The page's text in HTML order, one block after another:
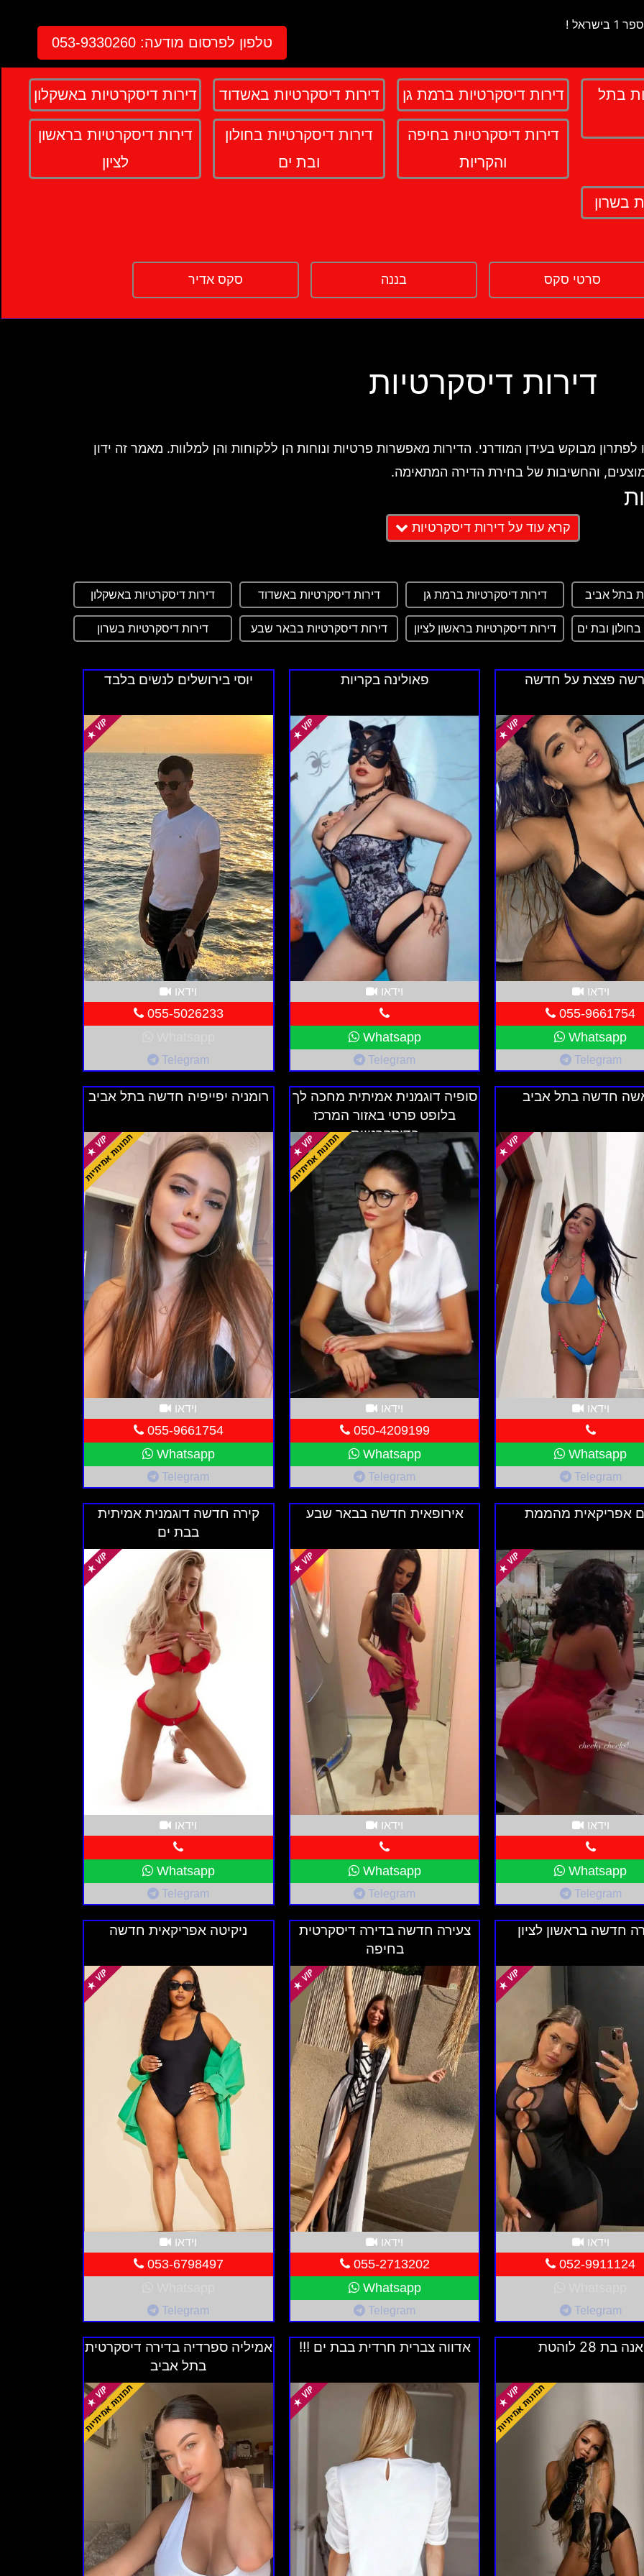
טלפון לפרסום מודעה: 053-9330260
בתל
דירות דיסקרטיות ברמת גן דירות דיסקרטיות באשדוד דירות דיסקרטיות באשקלון
דירות דיסקרטיות בחיפה
והקריות
דירות דיסקרטיות בחולון
ובת ים
דירות דיסקרטיות בראשון
לציון
בשרון
סרטי סקס בננה סקס אדיר
דירות דיסקרטיות
לפתרון מבוקש בעידן המודרני. הדירות מאפשרות פרטיות ונוחות הן ללקוחות והן למלוות. מאמר זה ידון
והחשיבות של בחירת הדירה המתאימה.
עם כל האבזור הנדרש, כולל מיטות נוחות, חדרי רחצה מאובזרים, ולעיתים אף מטבחים קטנים.
מרכזיים שמאפשרים גישה קלה מכל מקום בעיר.
לכל סוגי הלקוחות. השירותים כוללים פגישות אישיות, מסיבות פרטיות, וליווי לאירועים שונים. כל
שמספקות חוויה נעימה ובטוחה.
לעיתים שירותים משלימים כגון עיסויים, ספא פרטיים, ואפילו ארוחות רומנטיות. השירותים המשלימים
מהנה ורוגע.
חשוב לקחת בחשבון את המיקום. דירה הממוקמת באזור מרכזי ונגיש תהיה נוחה יותר להגעה, אך חשוב
של הדירה. מיטות נוחות, חדרי רחצה נקיים ומאובזרים, ושירותים נוספים כגון טלוויזיה, אינטרנט
לשים לב אליהם.
בהתאם למיקום, האבזור והשירותים הניתנים. חשוב לבצע השוואת מחירים ולבחור דירה שתואמת את
מספקת
טלוויזיה, אינטרנט אלחוטי, מיזוג אוויר
הניתנים
פתרון מצוין ללקוחות המחפשים פרטיות ונוחות. הן מספקות מגוון רחב של שירותי ליווי ושירותים
הדירה המתאימה היא חשובה וכוללת התייחסות למיקום, אבזור ומחיר. האם אתה מחפש דירה
המוצעות והשווה בין הדירות כדי למצוא את הפתרון המתאים ביותר עבורך. למידע נוסף ולביצוע הזמנה,
קרא עוד על דירות דיסקרטיות
בתל אביב דירות דיסקרטיות ברמת גן דירות דיסקרטיות באשדוד דירות דיסקרטיות באשקלון
ובת ים דירות דיסקרטיות בראשון לציון דירות דיסקרטיות בבאר שבע דירות דיסקרטיות בשרון
פצצת על חדשה
וידאו
055-9661754
Whatsapp
Telegram
פאולינה בקריות
וידאו
Whatsapp
Telegram
יוסי בירושלים לנשים בלבד
וידאו
055-5026233
Telegram
חדשה בתל אביב
וידאו
Whatsapp
Telegram
סופיה דוגמנית אמיתית מחכה לך
בלופט פרטי באזור המרכז
בדיסקרטיות
וידאו
050-4209199
Whatsapp
Telegram
רומניה יפייפיה חדשה בתל אביב
וידאו
055-9661754
Whatsapp
Telegram
אפריקאית מהממת
וידאו
Whatsapp
Telegram
אירופאית חדשה בבאר שבע
וידאו
Whatsapp
Telegram
קירה חדשה דוגמנית אמיתית
בבת ים
וידאו
Whatsapp
Telegram
חדשה בראשון לציון
וידאו
052-9911124
Telegram
צעירה חדשה בדירה דיסקרטית
בחיפה
וידאו
055-2713202
Whatsapp
Telegram
ניקיטה אפריקאית חדשה
וידאו
053-6798497
Telegram
אנה בת 28 לוהטת אדווה צברית חרדית בבת ים !!!
אמיליה ספרדיה בדירה דיסקרטית
בתל אביב